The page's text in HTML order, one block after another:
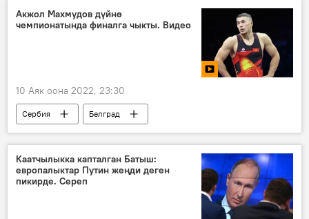
Акжол Махмудов дүйнө
чемпионатында финалга чыкты. Видео
10 Аяк оона 2022, 23:30
Сербия
Белград
Акжол Махмудов
балбан финал
Каатчылыкка капталган Батыш:
европалыктар Путин жеңди деген
пикирде. Сереп